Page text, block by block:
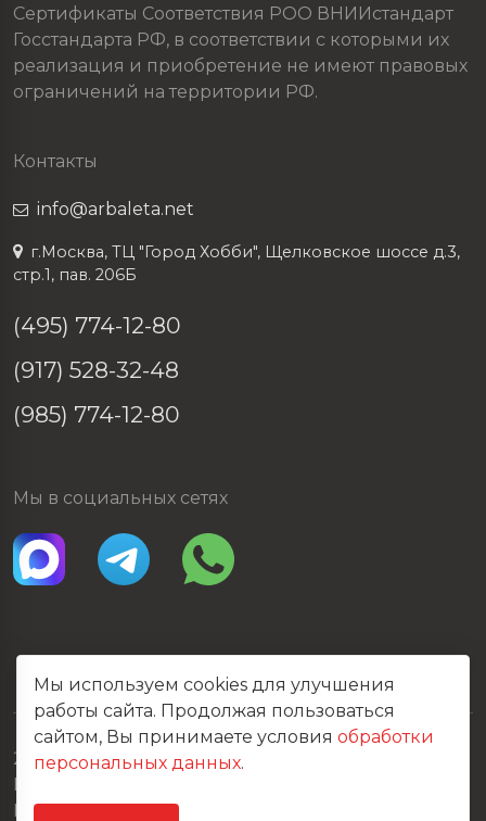
Сертификаты Соответствия РОО ВНИИстандарт
Госстандарта РФ, в соответствии с которыми их
реализация и приобретение не имеют правовых
ограничений на территории РФ.
Контакты
info@arbaleta.net
г.Москва, ТЦ "Город Хобби", Щелковское шоссе д.3,
стр.1, пав. 206Б
(495) 774-12-80
(917) 528-32-48
(985) 774-12-80
Мы в социальных сетях
2026 © Все права защищены
Карта сайта
Мы используем cookies для улучшения
работы сайта. Продолжая пользоваться
сайтом, Вы принимаете условия обработки
персональных данных.